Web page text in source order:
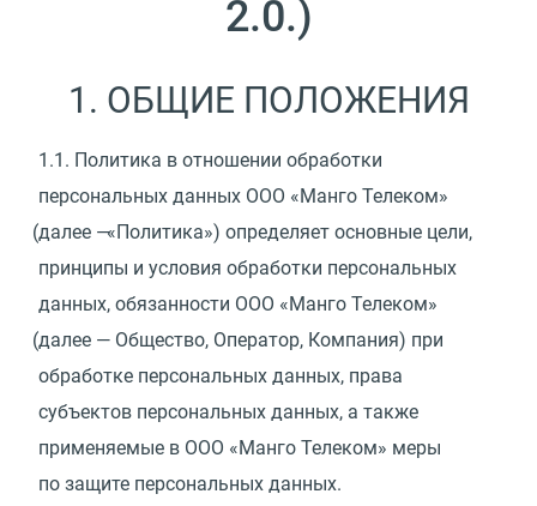
2.0.)
1. ОБЩИЕ ПОЛОЖЕНИЯ
1.1. Политика в отношении обработки
персональных данных ООО «Манго Телеком»
(далее —
« Политика») определяет основные цели,
принципы и условия обработки персональных
данных, обязанности ООО «Манго Телеком»
(далее — Общество, Оператор, Компания) при
обработке персональных данных, права
субъектов персональных данных, а также
применяемые в ООО «Манго Телеком» меры
по защите персональных данных.